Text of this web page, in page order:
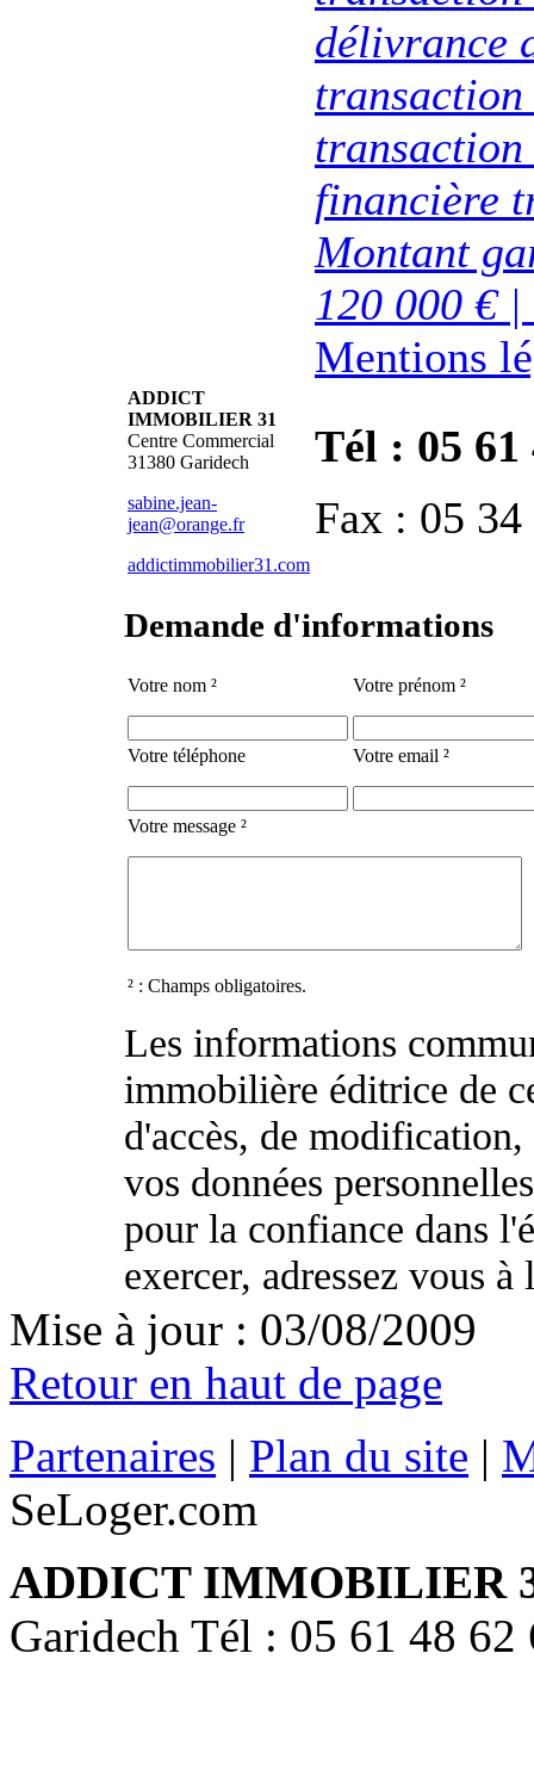
délivrance
financière
Montant
120 000 €
Mentions
ADDICT
IMMOBILIER 31
Centre Commercial
31380 Garidech
sabine.jean-
jean@orange.fr
addictimmobilier31.com
Tél : 05 61
Fax : 05
Demande d'informations
Votre nom ² Votre prénom ²
Votre téléphone Votre email ²
Votre message ²
² : Champs obligatoires.
Les informations
immobilière éditrice de
d'accès, de
vos données
pour la confiance dans
exercer, adressez vous à
Mise à jour : 03/08/2009
Retour en haut de page
Partenaires | Plan du site |
SeLoger.com
ADDICT IMMOBILIER
Garidech Tél : 05 61 48 62